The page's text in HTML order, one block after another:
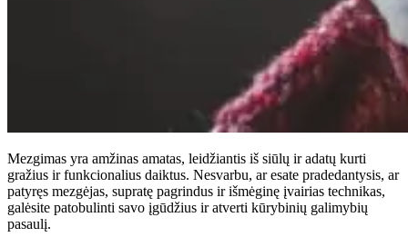
Mezgimas yra amžinas amatas, leidžiantis iš siūlų ir adatų kurti
gražius ir funkcionalius daiktus. Nesvarbu, ar esate pradedantysis, ar
patyręs mezgėjas, supratę pagrindus ir išmėginę įvairias technikas,
galėsite patobulinti savo įgūdžius ir atverti kūrybinių galimybių
pasaulį.